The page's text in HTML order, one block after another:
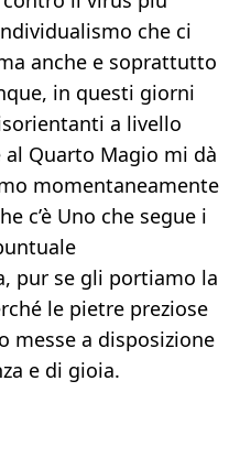
che ci
anche e soprattutto
in questi giorni
a livello
Quarto Magio mi dà
momentaneamente
c’è Uno che segue i
pur se gli portiamo la
le pietre preziose
messe a disposizione
e di gioia.